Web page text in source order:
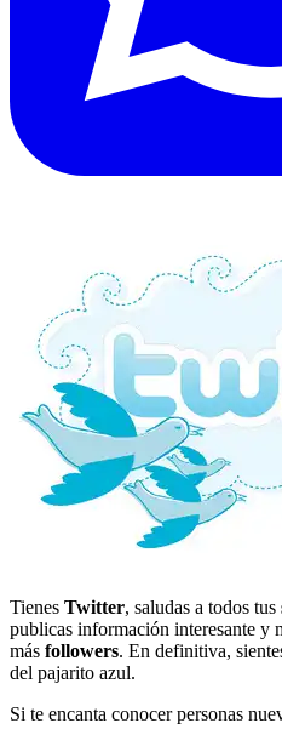
Tienes Twitter, saludas a todos tus
publicas información interesante y
más followers. En definitiva,
del pajarito azul.
Si te encanta conocer personas